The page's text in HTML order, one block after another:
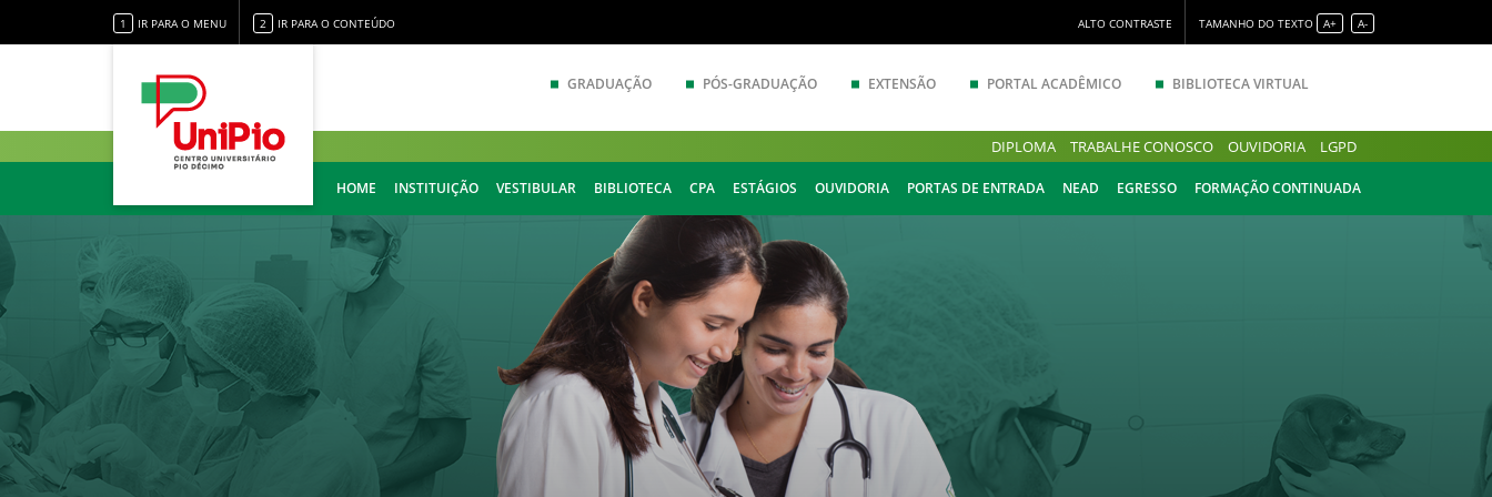
1 IR PARA O MENU 2 IR PARA O CONTEÚDO ALTO CONTRASTE TAMANHO DO TEXTO A+ A-
GRADUAÇÃO PÓS-GRADUAÇÃO EXTENSÃO PORTAL ACADÊMICO BIBLIOTECA VIRTUAL
DIPLOMA TRABALHE CONOSCO OUVIDORIA LGPD
HOME INSTITUIÇÃO VESTIBULAR BIBLIOTECA CPA ESTÁGIOS OUVIDORIA PORTAS DE ENTRADA NEAD EGRESSO FORMAÇÃO CONTINUADA